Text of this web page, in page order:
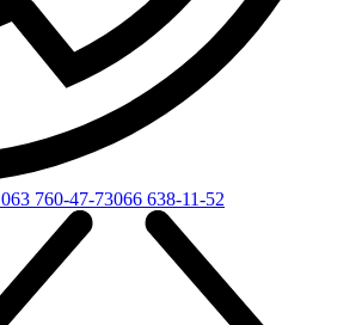
063 760-47-73066 638-11-52